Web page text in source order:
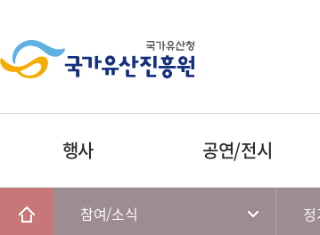
행사 공연/전시
참여/소식